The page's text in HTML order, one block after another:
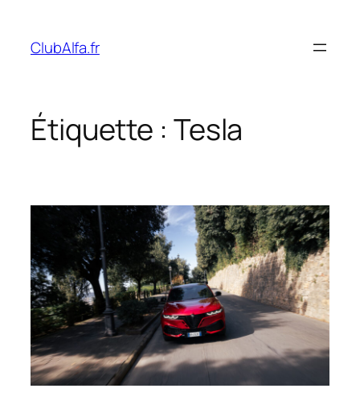
contenu
ClubAlfa.fr
Étiquette : Tesla